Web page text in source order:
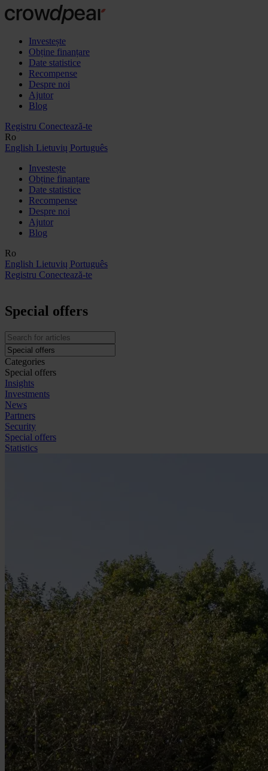
Investește
Obține finanțare
Date statistice
Recompense
Despre noi
Ajutor
Blog
Registru Conectează-te
Ro
English Lietuvių Português
Investește
Obține finanțare
Date statistice
Recompense
Despre noi
Ajutor
Blog
Ro
English Lietuvių Português
Registru Conectează-te
Special offers
Categories
Special offers
Insights
Investments
News
Partners
Security
Special offers
Statistics